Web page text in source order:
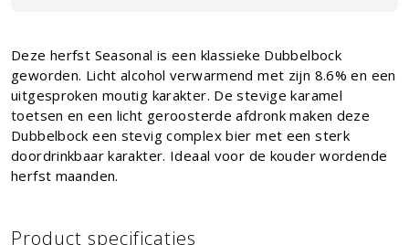
Deze herfst Seasonal is een klassieke Dubbelbock
geworden. Licht alcohol verwarmend met zijn 8.6% en een
uitgesproken moutig karakter. De stevige karamel
toetsen en een licht geroosterde afdronk maken deze
Dubbelbock een stevig complex bier met een sterk
doordrinkbaar karakter. Ideaal voor de kouder wordende
herfst maanden.
Product specificaties